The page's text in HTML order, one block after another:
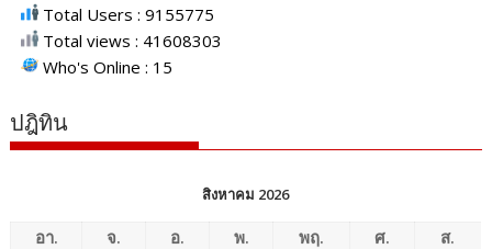
Total Users : 9155775
Total views : 41608303
Who's Online : 15
ปฎิทิน
สิงหาคม 2026
อา. จ. อ. พ. พฤ. ศ.
ส.